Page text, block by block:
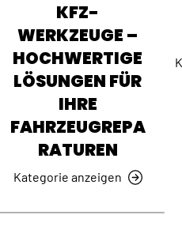
KFZ-
WERKZEUGE –
HOCHWERTIGE
LÖSUNGEN FÜR
IHRE
FAHRZEUGREPA
RATUREN
Kategorie anzeigen